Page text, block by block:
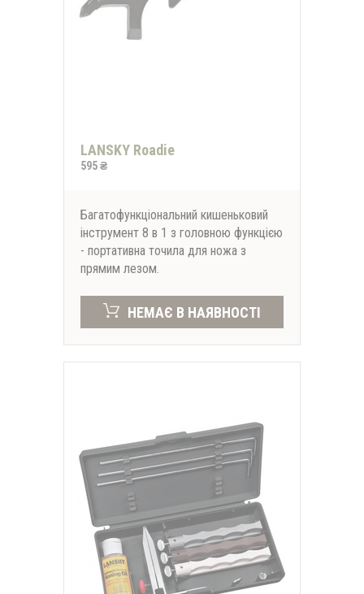
LANSKY Roadie
595 ₴
Багатофункціональний кишеньковий
інструмент 8 в 1 з головною функцією
- портативна точила для ножа з
прямим лезом.
НЕМАЄ В НАЯВНОСТІ